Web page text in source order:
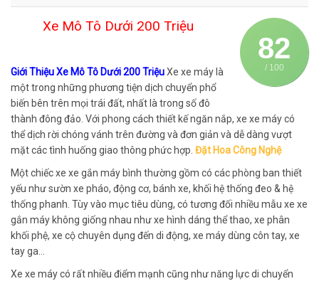
82
/ 100
Xe Mô Tô Dưới 200 Triệu
Giới Thiệu Xe Mô Tô Dưới 200 TriệuXe xe máy là
một trong những phương tiện dịch chuyển phổ
biến bên trên mọi trái đất, nhất là trong số đô
thành đông đảo. Với phong cách thiết kế ngăn nắp, xe xe máy có
thể dịch rời chóng vánh trên đường và đơn giản và dễ dàng vượt
mặt các tình huống giao thông phức hợp. Đặt Hoa Công Nghệ
Một chiếc xe xe gắn máy bình thường gồm có các phòng ban thiết
yếu như sườn xe pháo, động cơ, bánh xe, khối hệ thống đeo & hệ
thống phanh. Tùy vào mục tiêu dùng, có tương đối nhiều mẫu xe xe
gắn máy không giống nhau như xe hình dáng thể thao, xe phân
khối phệ, xe cộ chuyên dụng đến di động, xe máy dùng côn tay, xe
tay ga…
Xe xe máy có rất nhiều điểm mạnh cũng như năng lực di chuyển